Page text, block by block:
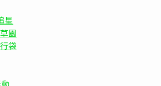
星
園
袋